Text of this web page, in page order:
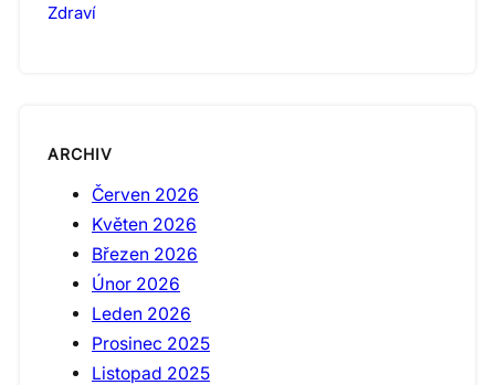
Zdraví
ARCHIV
Červen 2026
Květen 2026
Březen 2026
Únor 2026
Leden 2026
Prosinec 2025
Listopad 2025